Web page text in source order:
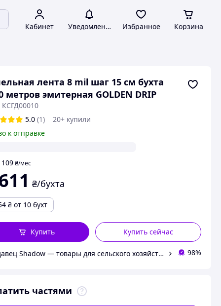
Кабинет Уведомления Избранное Корзина
лента 8 mil шаг 15 см бухта
метров эмитерная GOLDEN DRIP
КСГД00010
5.0 (1)
20+ купили
к отправке
109 ₴/мес
₴/бухта
₴ от 10 бухт
Купить сейчас
Купить
Продавец Shadow — товары для сельского хозяйства и домашнего обихода 98%
частями